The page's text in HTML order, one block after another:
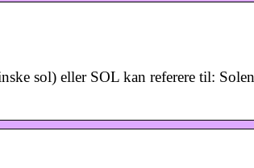
sol) eller SOL kan referere til: